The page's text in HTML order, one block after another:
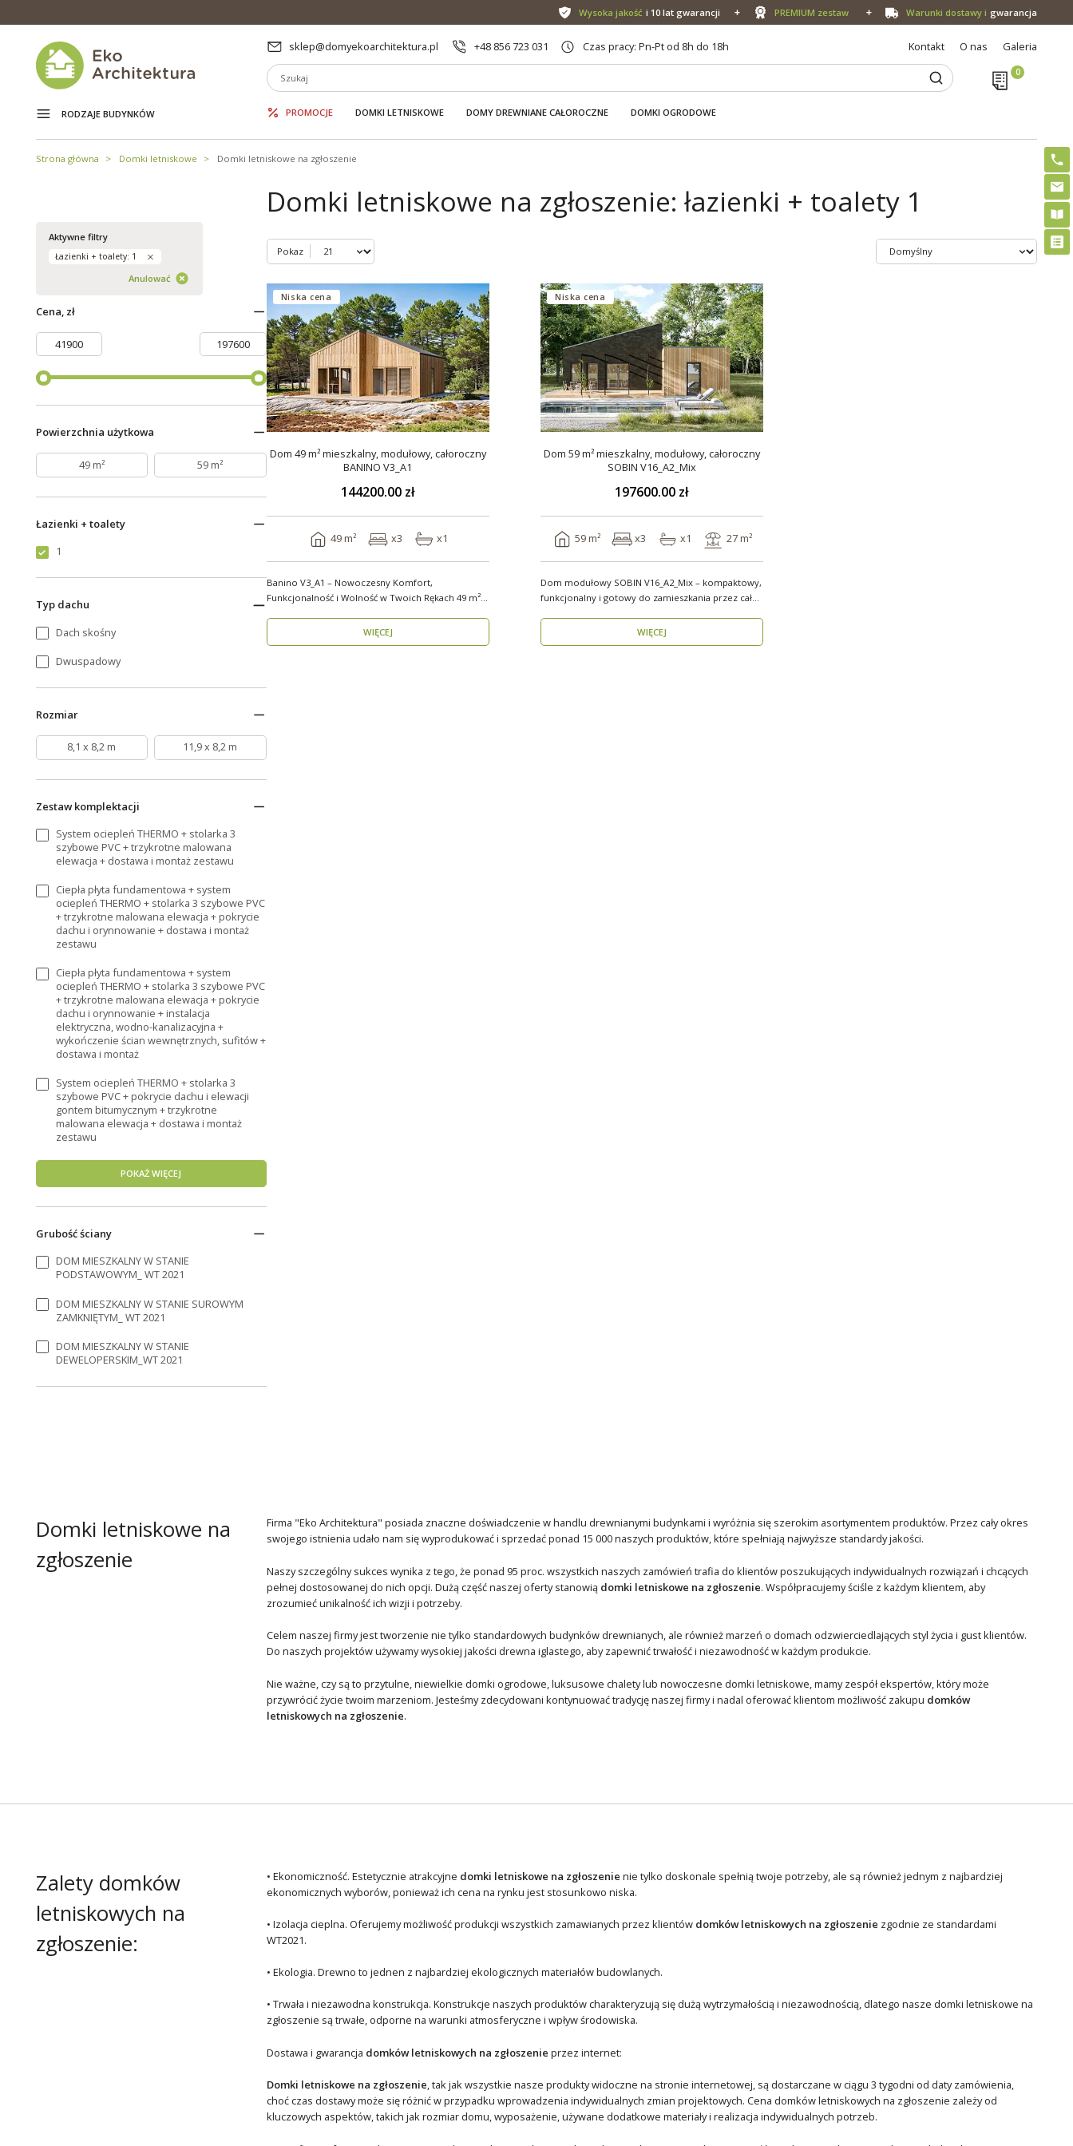
Wysoka jakość i 10 lat gwarancji PREMIUM zestaw Warunki dostawy i gwarancja
sklep@domyekoarchitektura.pl +48 856 723 031 Czas pracy: Pn-Pt od 8h do 18h Kontakt O nas Galeria
RODZAJE BUDYNKÓW PROMOCJE DOMKI LETNISKOWE DOMY DREWNIANE CAŁOROCZNE DOMKI OGRODOWE
Strona główna Domki letniskowe Domki letniskowe na zgłoszenie
Aktywne filtry
Łazienki + toalety: 1
Anulować
Cena, zł
Powierzchnia użytkowa
49 m² 59 m²
Łazienki + toalety
1
Typ dachu
Dach skośny
Dwuspadowy
Rozmiar
8,1 x 8,2 m 11,9 x 8,2 m
Zestaw komplektacji
System ociepleń THERMO + stolarka 3
szybowe PVC + trzykrotne malowana
elewacja + dostawa i montaż zestawu
Ciepła płyta fundamentowa + system
ociepleń THERMO + stolarka 3 szybowe PVC
+ trzykrotne malowana elewacja + pokrycie
dachu i orynnowanie + dostawa i montaż
zestawu
Ciepła płyta fundamentowa + system
ociepleń THERMO + stolarka 3 szybowe PVC
+ trzykrotne malowana elewacja + pokrycie
dachu i orynnowanie + instalacja
elektryczna, wodno-kanalizacyjna +
wykończenie ścian wewnętrznych, sufitów +
dostawa i montaż
System ociepleń THERMO + stolarka 3
szybowe PVC + pokrycie dachu i elewacji
gontem bitumycznym + trzykrotne
malowana elewacja + dostawa i montaż
zestawu
POKAŻ WIĘCEJ
Grubość ściany
DOM MIESZKALNY W STANIE
PODSTAWOWYM_ WT 2021
DOM MIESZKALNY W STANIE SUROWYM
ZAMKNIĘTYM_ WT 2021
DOM MIESZKALNY W STANIE
DEWELOPERSKIM_WT 2021
Domki letniskowe na zgłoszenie: łazienki + toalety 1
Pokaz
Niska cena
Dom 49 m² mieszkalny, modułowy, całoroczny
BANINO V3_A1
144200.00 zł
49 m² x3 x1
Banino V3_A1 – Nowoczesny Komfort,
Funkcjonalność i Wolność w Twoich Rękach 49 m²
WIĘCEJ
Niska cena
Dom 59 m² mieszkalny, modułowy, całoroczny
SOBIN V16_A2_Mix
197600.00 zł
59 m² x3 x1 27 m²
Dom modułowy SOBIN V16_A2_Mix – kompaktowy,
funkcjonalny i gotowy do zamieszkania przez cały
WIĘCEJ
Domki letniskowe na
zgłoszenie
Firma "Eko Architektura" posiada znaczne doświadczenie w handlu drewnianymi budynkami i wyróżnia się szerokim asortymentem produktów. Przez cały okres
swojego istnienia udało nam się wyprodukować i sprzedać ponad 15 000 naszych produktów, które spełniają najwyższe standardy jakości.
Naszy szczególny sukces wynika z tego, że ponad 95 proc. wszystkich naszych zamówień trafia do klientów poszukujących indywidualnych rozwiązań i chcących
pełnej dostosowanej do nich opcji. Dużą część naszej oferty stanowią domki letniskowe na zgłoszenie. Współpracujemy ściśle z każdym klientem, aby
zrozumieć unikalność ich wizji i potrzeby.
Celem naszej firmy jest tworzenie nie tylko standardowych budynków drewnianych, ale również marzeń o domach odzwierciedlających styl życia i gust klientów.
Do naszych projektów używamy wysokiej jakości drewna iglastego, aby zapewnić trwałość i niezawodność w każdym produkcie.
Nie ważne, czy są to przytulne, niewielkie domki ogrodowe, luksusowe chalety lub nowoczesne domki letniskowe, mamy zespół ekspertów, który może
przywrócić życie twoim marzeniom. Jesteśmy zdecydowani kontynuować tradycję naszej firmy i nadal oferować klientom możliwość zakupu domków
letniskowych na zgłoszenie.
Zalety domków
letniskowych na
zgłoszenie:
• Ekonomiczność. Estetycznie atrakcyjne domki letniskowe na zgłoszenie nie tylko doskonale spełnią twoje potrzeby, ale są również jednym z najbardziej
ekonomicznych wyborów, ponieważ ich cena na rynku jest stosunkowo niska.
• Izolacja cieplna. Oferujemy możliwość produkcji wszystkich zamawianych przez klientów domków letniskowych na zgłoszenie zgodnie ze standardami
WT2021.
• Ekologia. Drewno to jednen z najbardziej ekologicznych materiałów budowlanych.
• Trwała i niezawodna konstrukcja. Konstrukcje naszych produktów charakteryzują się dużą wytrzymałością i niezawodnością, dlatego nasze domki letniskowe na
zgłoszenie są trwałe, odporne na warunki atmosferyczne i wpływ środowiska.
Dostawa i gwarancja domków letniskowych na zgłoszenie przez internet:
Domki letniskowe na zgłoszenie, tak jak wszystkie nasze produkty widoczne na stronie internetowej, są dostarczane w ciągu 3 tygodni od daty zamówienia,
choć czas dostawy może się różnić w przypadku wprowadzenia indywidualnych zmian projektowych. Cena domków letniskowych na zgłoszenie zależy od
kluczowych aspektów, takich jak rozmiar domu, wyposażenie, używane dodatkowe materiały i realizacja indywidualnych potrzeb.